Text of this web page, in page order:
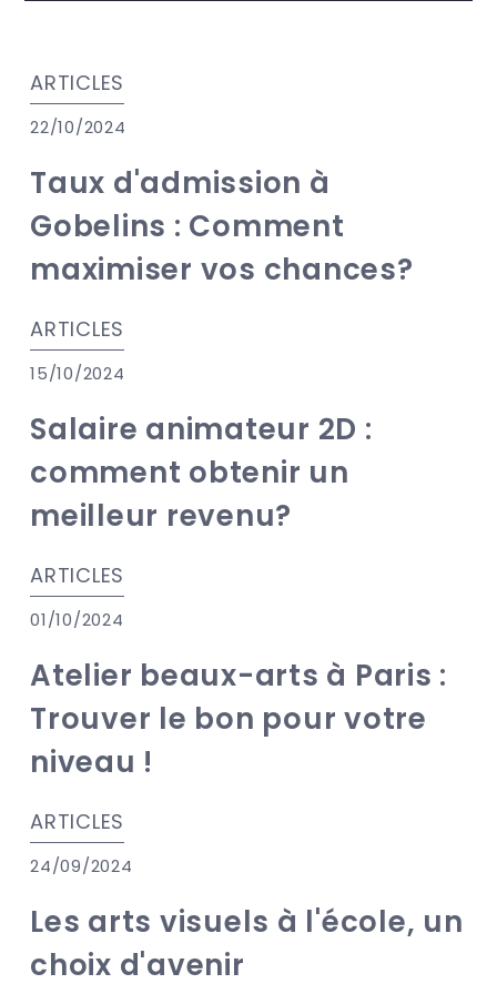
ARTICLES
22/10/2024
Taux d'admission à
Gobelins : Comment
maximiser vos chances?
ARTICLES
15/10/2024
Salaire animateur 2D :
comment obtenir un
meilleur revenu?
ARTICLES
01/10/2024
Atelier beaux-arts à Paris :
Trouver le bon pour votre
niveau !
ARTICLES
24/09/2024
Les arts visuels à l'école, un
choix d'avenir